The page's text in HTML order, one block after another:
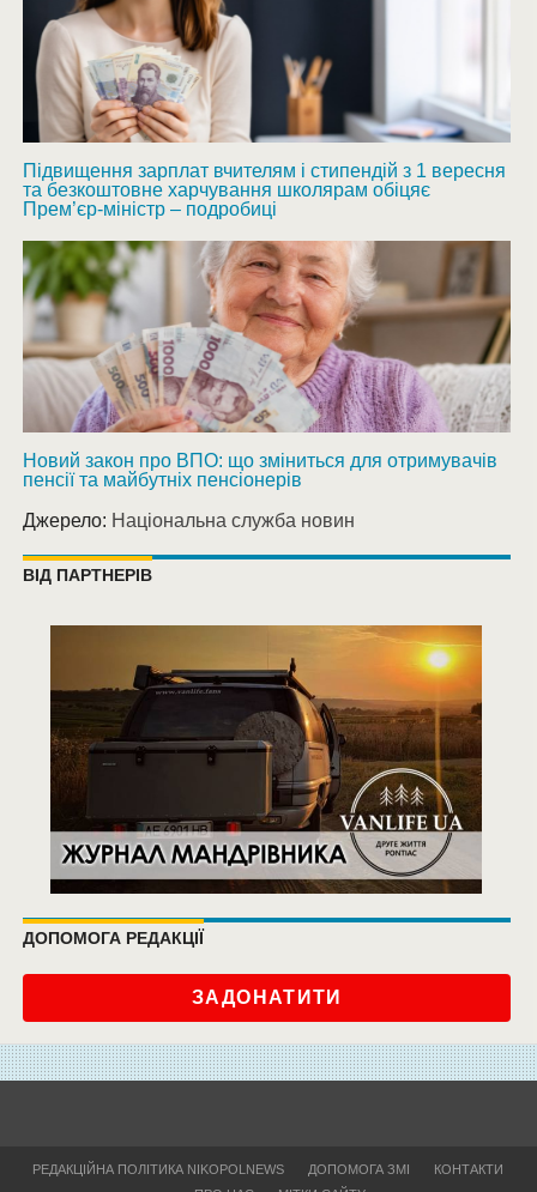
Підвищення зарплат вчителям і стипендій з 1 вересня
та безкоштовне харчування школярам обіцяє
Прем’єр-міністр – подробиці
Новий закон про ВПО: що зміниться для отримувачів
пенсії та майбутніх пенсіонерів
Джерело: Національна служба новин
ВІД ПАРТНЕРІВ
ДОПОМОГА РЕДАКЦІЇ
ЗАДОНАТИТИ
РЕДАКЦІЙНА ПОЛІТИКА NIKOPOLNEWS ДОПОМОГА ЗМІ
КОНТАКТИ